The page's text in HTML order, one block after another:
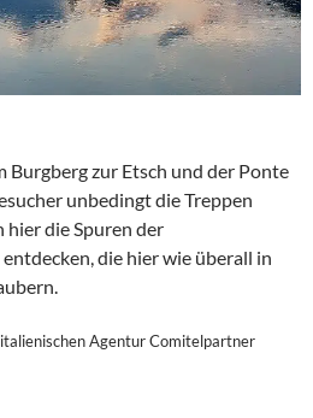
Burgberg zur Etsch und der Ponte
unbedingt die Treppen
hier die Spuren der
die hier wie überall in
Agentur Comitelpartner